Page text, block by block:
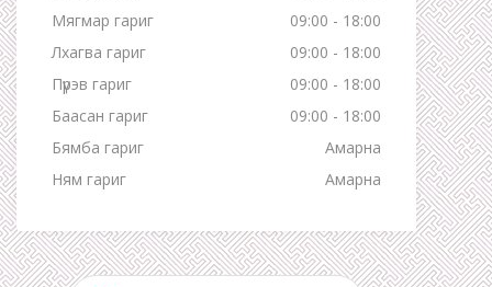
Мягмар гариг
09:00 - 18:00
Лхагва гариг
09:00 - 18:00
Пүрэв гариг
09:00 - 18:00
Баасан гариг
09:00 - 18:00
Бямба гариг
Амарна
Ням гариг
Амарна